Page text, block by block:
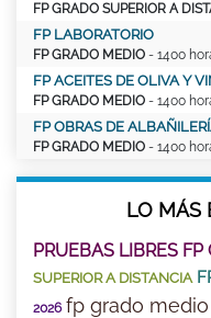
FP GRADO SUPERIOR A
FP LABORATORIO
FP GRADO MEDIO - 1400
FP ACEITES DE OLIVA Y
FP GRADO MEDIO - 1400
FP OBRAS DE
FP GRADO MEDIO - 1400
LO MÁS
PRUEBAS LIBRES FP
SUPERIOR A DISTANCIA
2026 fp grado